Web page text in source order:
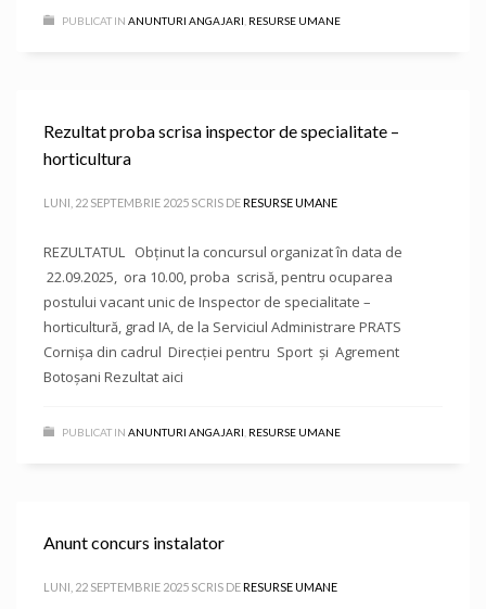
PUBLICAT IN ANUNTURI ANGAJARI RESURSE UMANE
Rezultat proba scrisa inspector de specialitate –
horticultura
LUNI, 22 SEPTEMBRIE 2025 SCRIS DERESURSE UMANE
REZULTATUL Obținut la concursul organizat în data de
22.09.2025, ora 10.00, proba scrisă, pentru ocuparea
postului vacant unic de Inspector de specialitate –
horticultură, grad IA, de la Serviciul Administrare PRATS
Cornișa din cadrul Direcției pentru Sport și Agrement
Botoșani Rezultat aici
PUBLICAT IN ANUNTURI ANGAJARI RESURSE UMANE
Anunt concurs instalator
LUNI, 22 SEPTEMBRIE 2025 SCRIS DERESURSE UMANE